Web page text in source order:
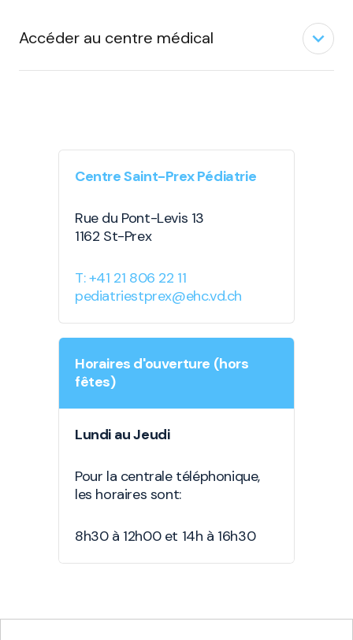
Accéder au centre médical expand_less
Centre Saint-Prex Pédiatrie
Rue du Pont-Levis 13
1162 St-Prex
T: +41 21 806 22 11
pediatriestprex@ehc.vd.ch
Horaires d'ouverture (hors
fêtes)
Lundi au Jeudi
Pour la centrale téléphonique,
les horaires sont:
8h30 à 12h00 et 14h à 16h30